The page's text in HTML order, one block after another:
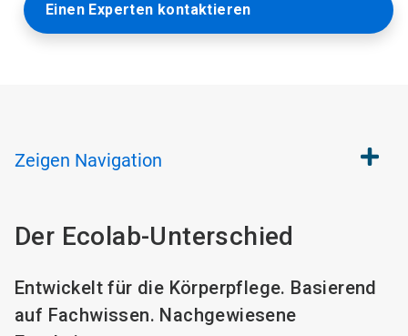
Einen Experten kontaktieren
Zeigen Navigation
Der Ecolab-Unterschied
Entwickelt für die Körperpflege. Basierend
auf Fachwissen. Nachgewiesene